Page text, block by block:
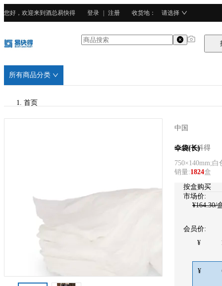
您好，欢迎来到酒总易快得 登录 注册 收货地 ： 请选择
所有商品分类
首页
中国
CURTA科得
伞袋(长)
750×140mm;
销量:1824盒
按盒购买
市场价:
¥164.30/
会员价:
¥
¥